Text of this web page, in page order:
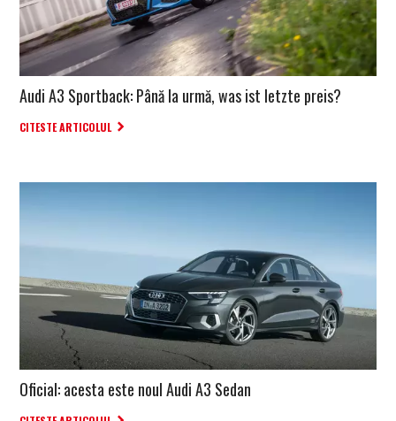
Audi A3 Sportback: Până la urmă, was ist letzte preis?
CITESTE ARTICOLUL
Oficial: acesta este noul Audi A3 Sedan